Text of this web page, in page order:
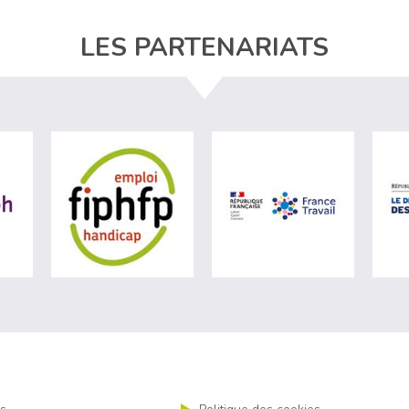
LES PARTENARIATS
du travail (nouvelle fenêtre)
visiter les site de Agefiph (nouvelle fenêtre)visiter les site de Fiphfp (nouvellevisiter les